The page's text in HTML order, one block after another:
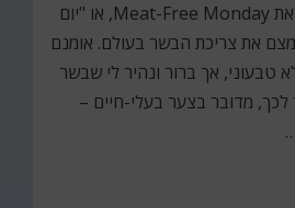
יוזמה כלל-עולמית שנקראת Meat-Free Monday, או "יום
את צריכת הבשר בעולם. אומנם
טבעוני, אך ברור ונהיר לי שבשר
לכך, מדובר בצער בעלי-חיים –